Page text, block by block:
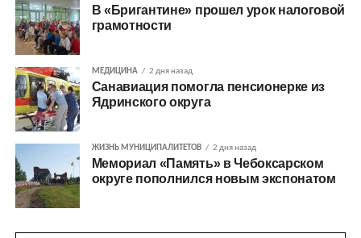
В «Бригантине» прошел урок налоговой
грамотности
МЕДИЦИНА 2 дня назад
Санавиация помогла пенсионерке из
Ядринского округа
ЖИЗНЬ МУНИЦИПАЛИТЕТОВ 2 дня назад
Мемориал «Память» в Чебоксарском
округе пополнился новым экспонатом